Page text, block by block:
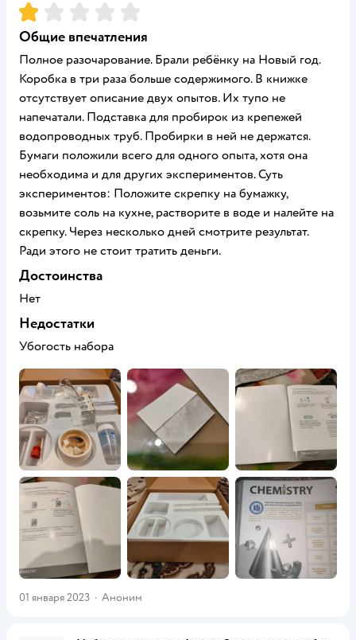
Рейтинг:1
Общие впечатления
Полное разочарование. Брали ребёнку на Новый год.
Коробка в три раза больше содержимого. В книжке
отсутствует описание двух опытов. Их тупо не
напечатали. Подставка для пробирок из крепежей
водопроводных труб. Пробирки в ней не держатся.
Бумаги положили всего для одного опыта, хотя она
необходима и для других экспериментов. Суть
экспериментов: Положите скрепку на бумажку,
возьмите соль на кухне, растворите в воде и налейте на
скрепку. Через несколько дней смотрите результат.
Ради этого не стоит тратить деньги.
Достоинства
Нет
Недостатки
Убогость набора
01 января 2023 · Аноним